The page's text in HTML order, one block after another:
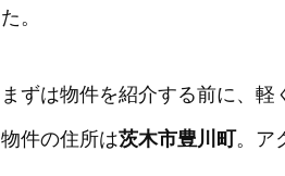
た。
まずは物件を紹介する前に、軽
物件の住所は茨木市豊川町。ア